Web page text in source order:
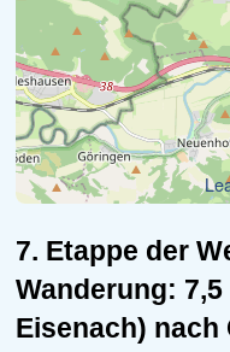
7. Etappe der
Wanderung:
Eisenach) nach